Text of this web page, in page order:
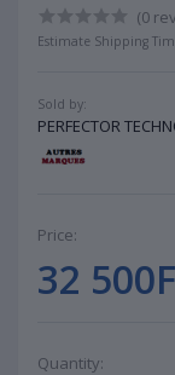
(0
Estimate Shipping
Sold by:
PERFECTOR
Price:
32 500F
Quantity: